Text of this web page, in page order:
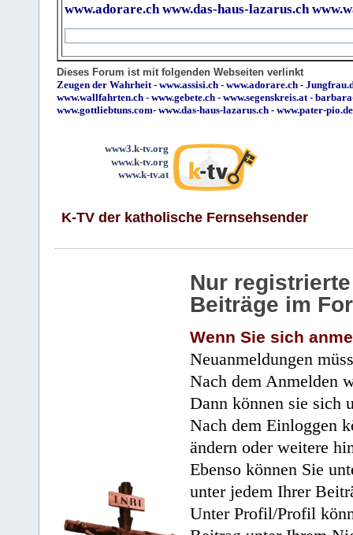
www.adorare.ch www.das-haus-lazarus.ch
Dieses Forum ist mit folgenden Webseiten verlinkt
Zeugen der Wahrheit - www.assisi.ch - www.adorare.ch -
www.wallfahrten.ch - www.gebete.ch - www.segenskreis.at -
www.gottliebtuns.com- www.das-haus-lazarus.ch - www.pater-pio.de
www3.k-tv.org
www.k-tv.org
www.k-tv.at
K-TV der katholische Fernsehsender
Nur
Beiträge im
Wenn Sie sich
Neuanmeldungen
Nach dem Anmelden
Dann können sie sich
Nach dem Einloggen
ändern oder weitere
Ebenso können Sie
unter jedem Ihrer
Unter Profil/Profil